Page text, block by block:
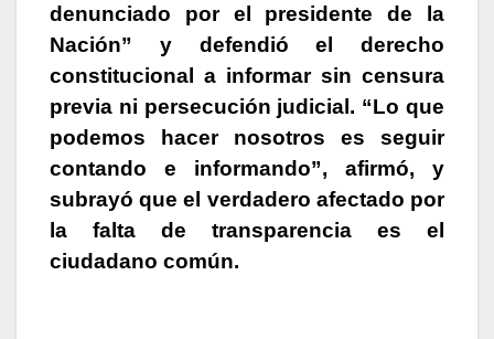
denunciado por el presidente de la
Nación” y defendió el derecho
constitucional a informar sin censura
previa ni persecución judicial. “Lo que
podemos hacer nosotros es seguir
contando e informando”, afirmó, y
subrayó que el verdadero afectado por
la falta de transparencia es el
ciudadano común.